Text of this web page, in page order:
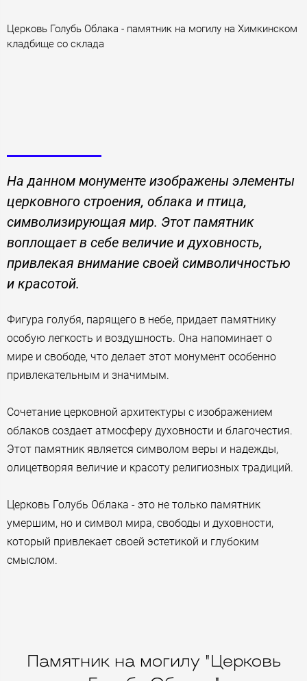
Церковь Голубь Облака - памятник на могилу на Химкинском
кладбище со склада
На данном монументе изображены элементы
церковного строения, облака и птица,
символизирующая мир. Этот памятник
воплощает в себе величие и духовность,
привлекая внимание своей символичностью
и красотой.
Фигура голубя, парящего в небе, придает памятнику
особую легкость и воздушность. Она напоминает о
мире и свободе, что делает этот монумент особенно
привлекательным и значимым.
Сочетание церковной архитектуры с изображением
облаков создает атмосферу духовности и благочестия.
Этот памятник является символом веры и надежды,
олицетворяя величие и красоту религиозных традиций.
Церковь Голубь Облака - это не только памятник
умершим, но и символ мира, свободы и духовности,
который привлекает своей эстетикой и глубоким
смыслом.
Памятник на могилу "Церковь